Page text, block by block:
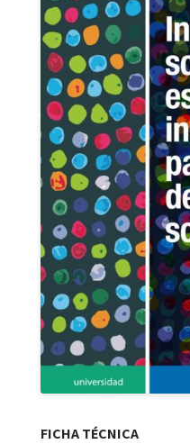
FICHA TÉCNICA